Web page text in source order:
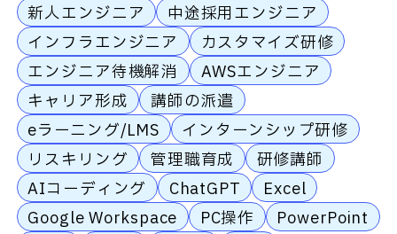
新人エンジニア
中途採用エンジニア
インフラエンジニア
カスタマイズ研修
エンジニア待機解消
AWSエンジニア
キャリア形成
講師の派遣
eラーニング/LMS
インターンシップ研修
リスキリング
管理職育成
研修講師
AIコーディング
ChatGPT
Excel
Google Workspace
PC操作
PowerPoint